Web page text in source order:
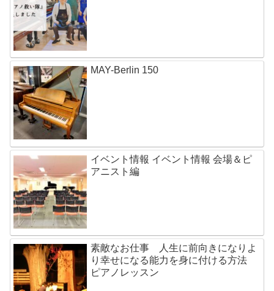
MAY-Berlin 150
イベント情報 イベント情報 会場＆ピ
アニスト編
素敵なお仕事 人生に前向きになりよ
り幸せになる能力を身に付ける方法
ピアノレッスン